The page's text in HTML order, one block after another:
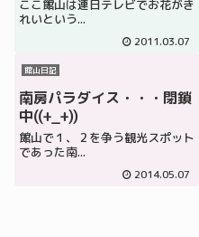
ここ館山は連日テレビでお花がき
れいという...
2011.03.07
館山日記
南房パラダイス・・・閉鎖
中((+_+))
館山で１、２を争う観光スポット
であった南...
2014.05.07